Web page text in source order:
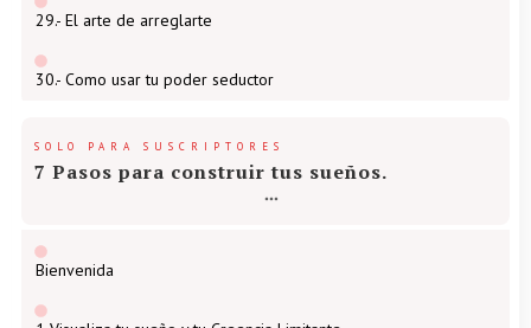
29.- El arte de arreglarte
30.- Como usar tu poder seductor
SOLO PARA SUSCRIPTORES
7 Pasos para construir tus sueños.
Bienvenida